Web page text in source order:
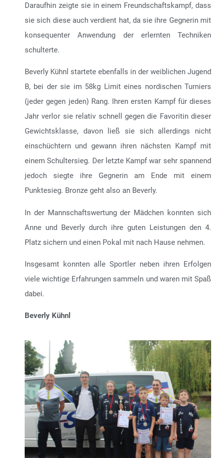
Daraufhin zeigte sie in einem Freundschaftskampf, dass
sie sich diese auch verdient hat, da sie ihre Gegnerin mit
konsequenter Anwendung der erlernten Techniken
schulterte.
Beverly Kühnl startete ebenfalls in der weiblichen Jugend
B, bei der sie im 58kg Limit eines nordischen Turniers
(jeder gegen jeden) Rang. Ihren ersten Kampf für dieses
Jahr verlor sie relativ schnell gegen die Favoritin dieser
Gewichtsklasse, davon ließ sie sich allerdings nicht
einschüchtern und gewann ihren nächsten Kampf mit
einem Schultersieg. Der letzte Kampf war sehr spannend
jedoch siegte ihre Gegnerin am Ende mit einem
Punktesieg. Bronze geht also an Beverly.
In der Mannschaftswertung der Mädchen konnten sich
Anne und Beverly durch ihre guten Leistungen den 4.
Platz sichern und einen Pokal mit nach Hause nehmen.
Insgesamt konnten alle Sportler neben ihren Erfolgen
viele wichtige Erfahrungen sammeln und waren mit Spaß
dabei.
Beverly Kühnl